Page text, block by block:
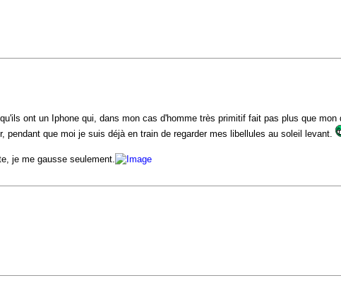
ont un Iphone qui, dans mon cas d'homme très primitif fait pas plus que
que moi je suis déjà en train de regarder mes libellules au soleil levant.
je me gausse seulement.